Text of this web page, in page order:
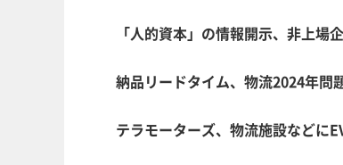
「人的資本」の情報開示、非上
納品リードタイム、物流2024年
テラモーターズ、物流施設などに